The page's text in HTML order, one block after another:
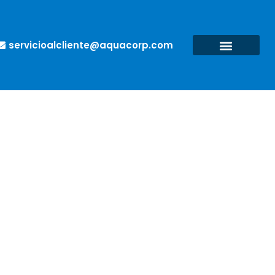
servicioalcliente@aquacorp.com